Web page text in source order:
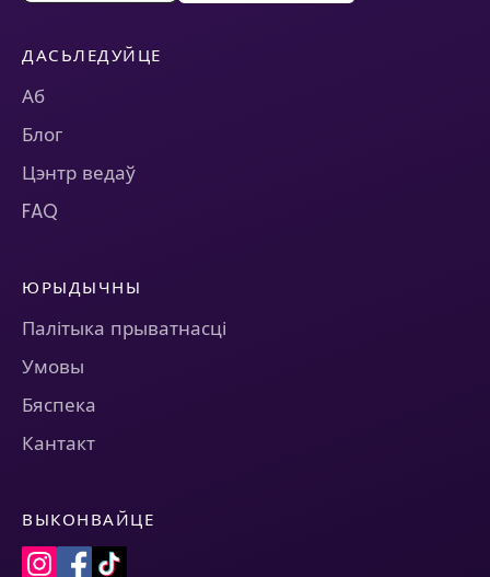
ДАСЬЛЕДУЙЦЕ
Аб
Блог
Цэнтр ведаў
FAQ
ЮРЫДЫЧНЫ
Палітыка прыватнасці
Умовы
Бяспека
Кантакт
ВЫКОНВАЙЦЕ